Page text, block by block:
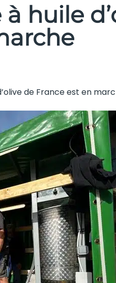
huile
de France est en